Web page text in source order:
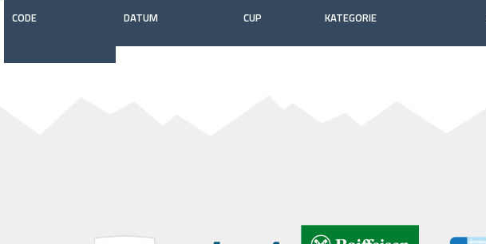
CODE DATUM CUP KATEGORIE